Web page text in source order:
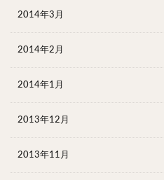
2014年3月
2014年2月
2014年1月
2013年12月
2013年11月